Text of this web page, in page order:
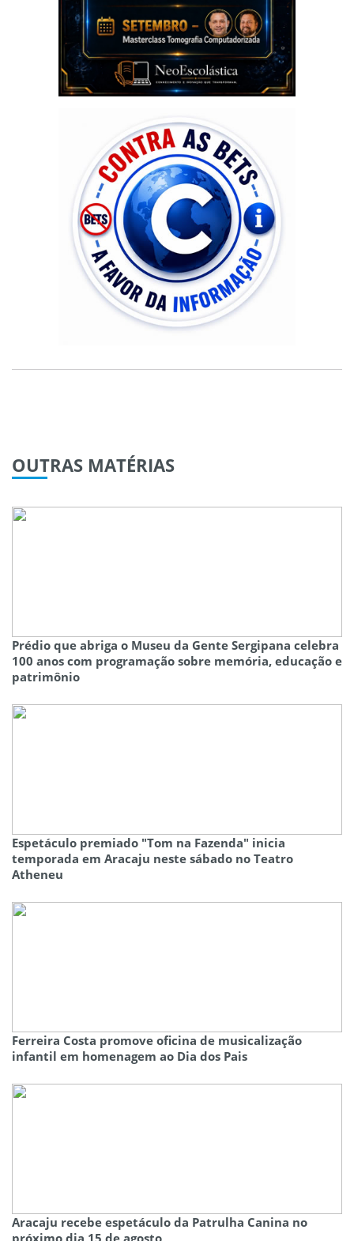
OUTRAS MATÉRIAS
Prédio que abriga o Museu da Gente Sergipana celebra
100 anos com programação sobre memória, educação e
patrimônio
Espetáculo premiado "Tom na Fazenda" inicia
temporada em Aracaju neste sábado no Teatro
Atheneu
Ferreira Costa promove oficina de musicalização
infantil em homenagem ao Dia dos Pais
Aracaju recebe espetáculo da Patrulha Canina no